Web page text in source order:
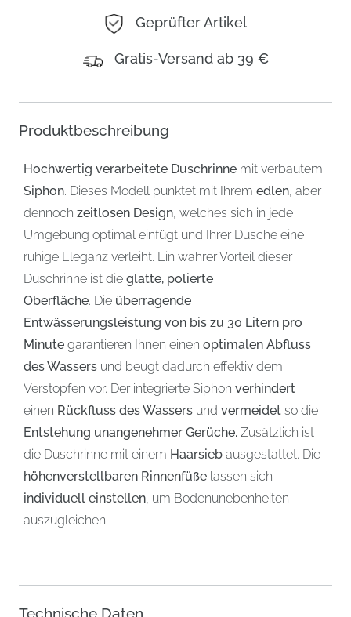
Geprüfter Artikel
Gratis-Versand ab 39 €
Produktbeschreibung
Hochwertig verarbeitete Duschrinne mit verbautem
Siphon. Dieses Modell punktet mit Ihrem edlen, aber
dennoch zeitlosen Design, welches sich in jede
Umgebung optimal einfügt und Ihrer Dusche eine
ruhige Eleganz verleiht. Ein wahrer Vorteil dieser
Duschrinne ist die glatte, polierte
Oberfläche. Die überragende
Entwässerungsleistung von bis zu 30 Litern pro
Minute garantieren Ihnen einen optimalen Abfluss
des Wassers und beugt dadurch effektiv dem
Verstopfen vor. Der integrierte Siphon verhindert
einen Rückfluss des Wassers und vermeidet so die
Entstehung unangenehmer Gerüche. Zusätzlich ist
die Duschrinne mit einem Haarsieb ausgestattet. Die
höhenverstellbaren Rinnenfüße lassen sich
individuell einstellen, um Bodenunebenheiten
auszugleichen.
Technische Daten